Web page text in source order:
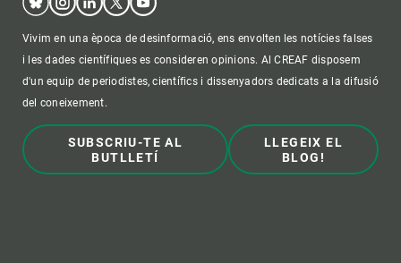
Vivim en una època de desinformació, ens envolten les notícies falses
i les dades científiques es consideren opinions. Al CREAF disposem
d'un equip de periodistes, científics i dissenyadors dedicats a la difusió
del coneixement.
SUBSCRIU-TE AL
BUTLLETÍ
LLEGEIX EL
BLOG!